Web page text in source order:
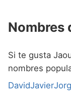
Nombres
Si te gusta
nombres
DavidJavier